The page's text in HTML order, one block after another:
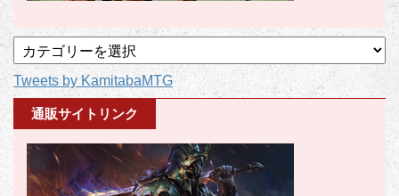
記
事
カ
テ
Tweets by KamitabaMTG
通販サイトリンク